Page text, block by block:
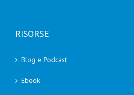
RISORSE
Blog e Podcast
Ebook